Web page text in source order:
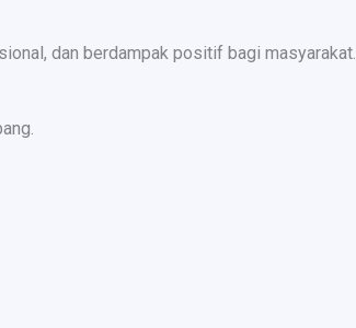
dan berdampak positif bagi masyarakat.